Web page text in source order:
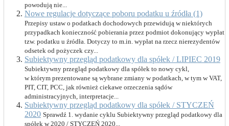
powodują nie...
Nowe regulacje dotyczące poboru podatku u źródła (1)
Przepisy ustaw o podatkach dochodowych przewidują w niektórych
przypadkach konieczność pobierania przez podmiot dokonujący wypłat
tzw. podatku u źródła. Dotyczy to m.in. wypłat na rzecz nierezydentów
odsetek od pożyczek czy...
Subiektywny przegląd podatkowy dla spółek / LIPIEC 2019
Subiektywny przegląd podatkowy dla spółek to nowy cykl,
w którym prezentowane są wybrane zmiany w podatkach, w tym w VAT,
PIT, CIT, PCC, jak również ciekawe orzeczenia sądów
administracyjnych, interpretacje...
Subiektywny przegląd podatkowy dla spółek / STYCZEŃ
2020 Sprawdź 1. wydanie cyklu Subiektywny przegląd podatkowy dla
spółek w 2020 / STYCZEŃ 2020...